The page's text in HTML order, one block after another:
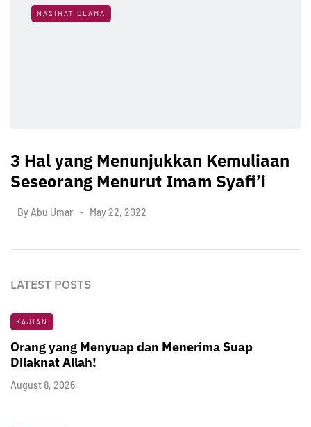
NASIHAT ULAMA
3 Hal yang Menunjukkan Kemuliaan
Seseorang Menurut Imam Syafi’i
By Abu Umar May 22, 2022
LATEST POSTS
KAJIAN
Orang yang Menyuap dan Menerima Suap
Dilaknat Allah!
August 8, 2026